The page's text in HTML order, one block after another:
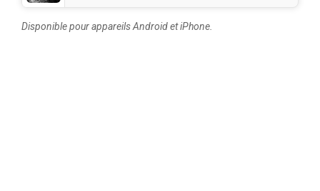
Disponible pour appareils Android et iPhone.